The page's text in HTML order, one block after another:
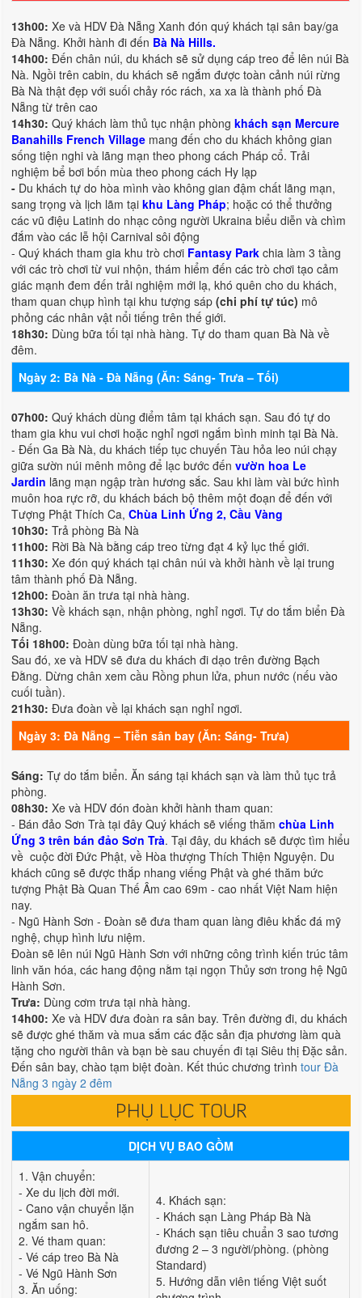
13h00: Xe và HDV Đà Nẵng Xanh đón quý khách tại sân bay/ga
Đà Nẵng. Khởi hành đi đến Bà Nà Hills.
14h00: Đến chân núi, du khách sẽ sử dụng cáp treo để lên núi Bà
Nà. Ngồi trên cabin, du khách sẽ ngắm được toàn cảnh núi rừng
Bà Nà thật đẹp với suối chảy róc rách, xa xa là thành phố Đà
Nẵng từ trên cao
14h30: Quý khách làm thủ tục nhận phòngkhách sạn Mercure
Banahills French Village mang đến cho du khách không gian
sống tiện nghi và lãng mạn theo phong cách Pháp cổ. Trải
nghiệm bể bơi bốn mùa theo phong cách Hy lạp
- Du khách tự do hòa mình vào không gian đậm chất lãng mạn,
sang trọng và lịch lãm tạikhu Làng Pháp; hoặc có thể thưởng
các vũ điệu Latinh do nhạc công người Ukraina biểu diễn và chìm
đắm vào các lễ hội Carnival sôi động
- Quý khách tham gia khu trò chơi Fantasy Park chia làm 3 tầng
với các trò chơi từ vui nhộn, thám hiểm đến các trò chơi tạo cảm
giác mạnh đem đến trải nghiệm mới lạ, khó quên cho du khách,
tham quan chụp hình tại khu tượng sáp(chi phí tự túc) mô
phỏng các nhân vật nổi tiếng trên thế giới.
18h30: Dùng bữa tối tại nhà hàng. Tự do tham quan Bà Nà về
đêm.
Ngày 2: Bà Nà - Đà Nẵng (Ăn: Sáng- Trưa – Tối)
07h00: Quý khách dùng điểm tâm tại khách sạn. Sau đó tự do
tham gia khu vui chơi hoặc nghỉ ngơi ngắm bình minh tại Bà Nà.
- Đến Ga Bà Nà, du khách tiếp tục chuyến Tàu hỏa leo núi chạy
giữa sườn núi mênh mông để lạc bước đếnvườn hoa Le
Jardin lãng mạn ngập tràn hương sắc. Sau khi làm vài bức hình
muôn hoa rực rỡ, du khách bách bộ thêm một đoạn để đến với
Tượng Phật Thích Ca,Chùa Linh Ứng 2, Cầu Vàng
10h30: Trả phòng Bà Nà
11h00: Rời Bà Nà bằng cáp treo từng đạt 4 kỷ lục thế giới.
11h30: Xe đón quý khách tại chân núi và khởi hành về lại trung
tâm thành phố Đà Nẵng.
12h00: Đoàn ăn trưa tại nhà hàng.
13h30: Về khách sạn, nhận phòng, nghỉ ngơi. Tự do tắm biển Đà
Nẵng.
Tối 18h00:Đoàn dùng bữa tối tại nhà hàng.
Sau đó, xe và HDV sẽ đưa du khách đi dạo trên đường Bạch
Đằng. Dừng chân xem cầu Rồng phun lửa, phun nước (nếu vào
cuối tuần).
21h30: Đưa đoàn về lại khách sạn nghỉ ngơi.
Ngày 3: Đà Nẵng – Tiễn sân bay (Ăn: Sáng- Trưa)
Sáng: Tự do tắm biển. Ăn sáng tại khách sạn và làm thủ tục trả
phòng.
08h30:Xe và HDV đón đoàn khởi hành tham quan:
- Bán đảo Sơn Trà tại đây Quý khách sẽ viếng thămchùa Linh
Ứng 3 trên bán đảo Sơn Trà. Tại đây, du khách sẽ được tìm hiểu
về cuộc đời Đức Phật, về Hòa thượng Thích Thiện Nguyện. Du
khách cũng sẽ được thắp nhang viếng Phật và ghé thăm bức
tượng Phật Bà Quan Thế Âm cao 69m - cao nhất Việt Nam hiện
nay.
- Ngũ Hành Sơn - Đoàn sẽ đưa tham quan làng điêu khắc đá mỹ
nghệ, chụp hình lưu niệm.
Đoàn sẽ lên núi Ngũ Hành Sơn với những công trình kiến trúc tâm
linh văn hóa, các hang động nằm tại ngọn Thủy sơn trong hệ Ngũ
Hành Sơn.
Trưa: Dùng cơm trưa tại nhà hàng.
14h00: Xe và HDV đưa đoàn ra sân bay. Trên đường đi, du khách
sẽ được ghé thăm và mua sắm các đặc sản địa phương làm quà
tặng cho người thân và bạn bè sau chuyến đi tại Siêu thị Đặc sản.
Đến sân bay, chào tạm biệt đoàn. Kết thúc chương trìnhtour Đà
Nẵng 3 ngày 2 đêm
PHỤ LỤC TOUR
DỊCH VỤ BAO GỒM
1. Vận chuyển:
- Xe du lịch đời mới.
- Cano vận chuyển lặn
ngắm san hô.
2. Vé tham quan:
- Vé cáp treo Bà Nà
- Vé Ngũ Hành Sơn
3. Ăn uống:
4. Khách sạn:
- Khách sạn Làng Pháp Bà Nà
- Khách sạn tiêu chuẩn 3 sao tương
đương 2 – 3 người/phòng. (phòng
Standard)
5. Hướng dẫn viên tiếng Việt suốt